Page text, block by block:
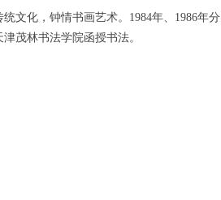
文化，钟情书画艺术。1984年、1986年分
茂林书法学院函授书法。